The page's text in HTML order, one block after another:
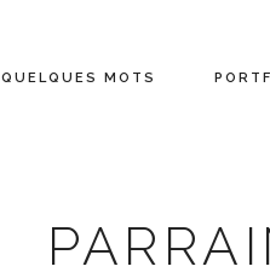
QUELQUES MOTS